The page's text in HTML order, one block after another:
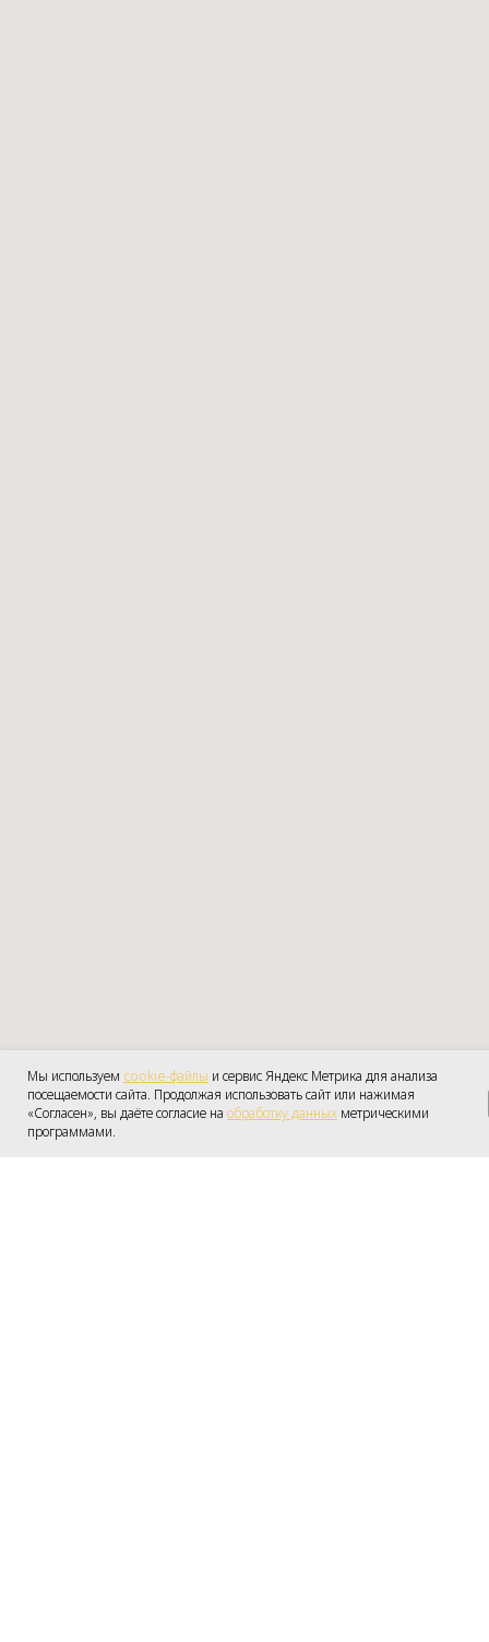
Получить
Мы используем cookie-файлы и сервис Яндекс Метрика для анализа
посещаемости сайта. Продолжая использовать сайт или нажимая
«Согласен», вы даёте согласие на обработку данных метрическими
программами.
ПОЛУЧИТЬ